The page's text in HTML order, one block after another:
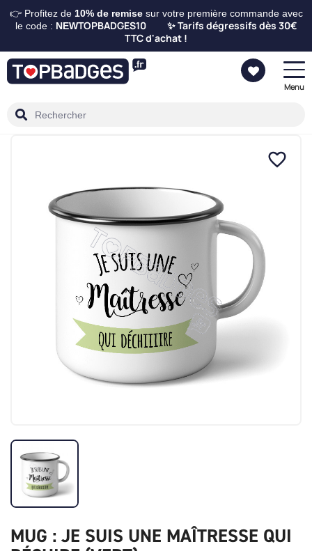
👉 Profitez de 10% de remisesur votre première commande avec
le code : NEWTOPBADGES10 ✨ Tarifs dégressifs dès 30€
TTC d'achat !
Menu
favorite_border
MUG : JE SUIS UNE MAÎTRESSE QUI